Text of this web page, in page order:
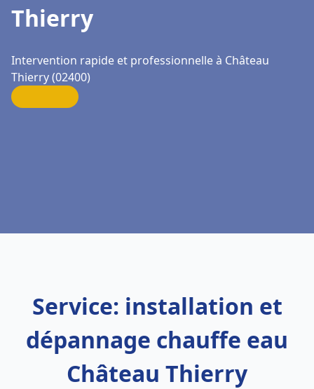
Thierry
Intervention rapide et professionnelle à Château
Thierry (02400)
Service: installation et
dépannage chauffe eau
Château Thierry